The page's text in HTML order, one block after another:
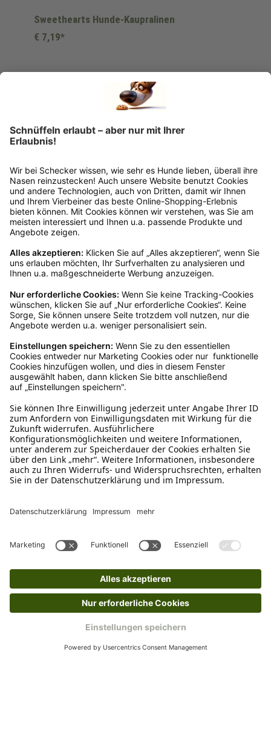
Sweethearts Hunde-Kaupralinen
€ 7,19*
Rückgabeinformationen
Ja, du hast ein 14-tägiges Widerrufsrecht. Die
Ware muss ungetragen, ungeöffnet und
originalverpackt sein. Bei Verwendung des
Retourelabels übernehmen wir die
Rücksendekosten.
Wie funktioniert die
Rücksendung?
findest du online. Verpacke die Artikel
anschließend sicher und klebe das
Rücksendeetikett auf das Paket. Dieses kannst du
dir in deinem Kundenkonto anfordern. Hast du als
Gast bestellt, schreibe uns eine Email an
verkauf@schecker.de oder rufe zu unseren
Rücksendeetikett zukommen.
Kundenservice
Mo – Fr 9 – 17 Uhr, Sa 9 – 13 Uhr